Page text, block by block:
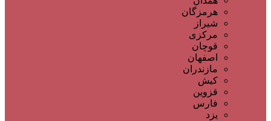
هرمزگان
شیراز
مرکزی
قوچان
اصفهان
مازندران
کیش
قزوین
فارس
یزد